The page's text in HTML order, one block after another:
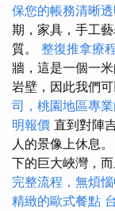
保您的帳務清晰
期，家具，手工
質。 整復推拿療
牆，這是一個一
岩壁，因此我們
司，桃園地區專
明報價 直到對陣
人的景像上休息。
下的巨大峽灣，
完整流程，無煩
精緻的歐式餐點